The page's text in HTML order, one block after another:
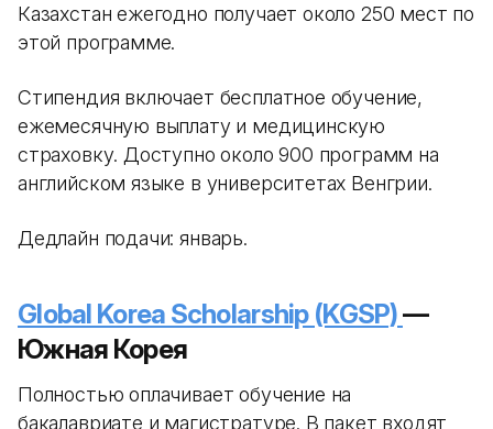
Казахстан ежегодно получает около 250 мест по
этой программе.
Стипендия включает бесплатное обучение,
ежемесячную выплату и медицинскую
страховку. Доступно около 900 программ на
английском языке в университетах Венгрии.
Дедлайн подачи: январь.
Global Korea Scholarship (KGSP)—
Южная Корея
Полностью оплачивает обучение на
бакалавриате и магистратуре. В пакет входят